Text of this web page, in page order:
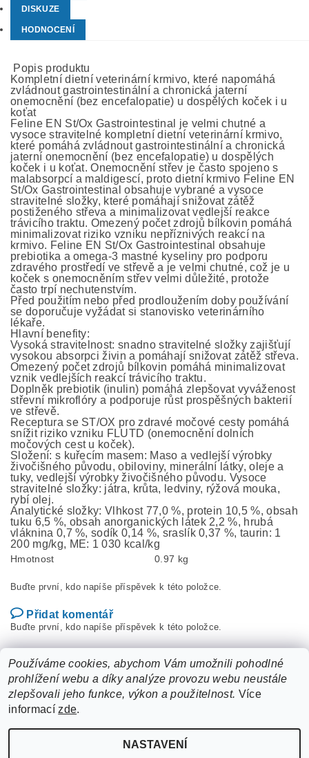
DISKUZE
HODNOCENÍ
Popis produktu
Kompletní dietní veterinární krmivo, které napomáhá
zvládnout gastrointestinální a chronická jaterní
onemocnění (bez encefalopatie) u dospělých koček i u
koťat
Feline EN St/Ox Gastrointestinal je velmi chutné a
vysoce stravitelné kompletní dietní veterinární krmivo,
které pomáhá zvládnout gastrointestinální a chronická
jaterní onemocnění (bez encefalopatie) u dospělých
koček i u koťat. Onemocnění střev je často spojeno s
malabsorpcí a maldigescí, proto dietní krmivo Feline EN
St/Ox Gastrointestinal obsahuje vybrané a vysoce
stravitelné složky, které pomáhají snižovat zátěž
postiženého střeva a minimalizovat vedlejší reakce
trávicího traktu. Omezený počet zdrojů bílkovin pomáhá
minimalizovat riziko vzniku nepříznivých reakcí na
krmivo. Feline EN St/Ox Gastrointestinal obsahuje
prebiotika a omega-3 mastné kyseliny pro podporu
zdravého prostředí ve střevě a je velmi chutné, což je u
koček s onemocněním střev velmi důležité, protože
často trpí nechutenstvím.
Před použitím nebo před prodloužením doby používání
se doporučuje vyžádat si stanovisko veterinárního
lékaře.
Hlavní benefity:
Vysoká stravitelnost: snadno stravitelné složky zajišťují
vysokou absorpci živin a pomáhají snižovat zátěž střeva.
Omezený počet zdrojů bílkovin pomáhá minimalizovat
vznik vedlejších reakcí trávicího traktu.
Doplněk prebiotik (inulin) pomáhá zlepšovat vyváženost
střevní mikroflóry a podporuje růst prospěšných bakterií
ve střevě.
Receptura se ST/OX pro zdravé močové cesty pomáhá
snížit riziko vzniku FLUTD (onemocnění dolních
močových cest u koček).
Složení: s kuřecím masem: Maso a vedlejší výrobky
živočišného původu, obiloviny, minerální látky, oleje a
tuky, vedlejší výrobky živočišného původu. Vysoce
stravitelné složky: játra, krůta, ledviny, rýžová mouka,
rybí olej.
Analytické složky: Vlhkost 77,0 %, protein 10,5 %, obsah
tuku 6,5 %, obsah anorganických látek 2,2 %, hrubá
vláknina 0,7 %, sodík 0,14 %, sraslík 0,37 %, taurin: 1
200 mg/kg, ME: 1 030 kcal/kg
Hmotnost 0.97 kg
Buďte první, kdo napíše příspěvek k této položce.
Přidat komentář
Buďte první, kdo napíše příspěvek k této položce.
Používáme cookies, abychom Vám umožnili pohodlné
prohlížení webu a díky analýze provozu webu neustále
zlepšovali jeho funkce, výkon a použitelnost. Více
informacízde.
NASTAVENÍ